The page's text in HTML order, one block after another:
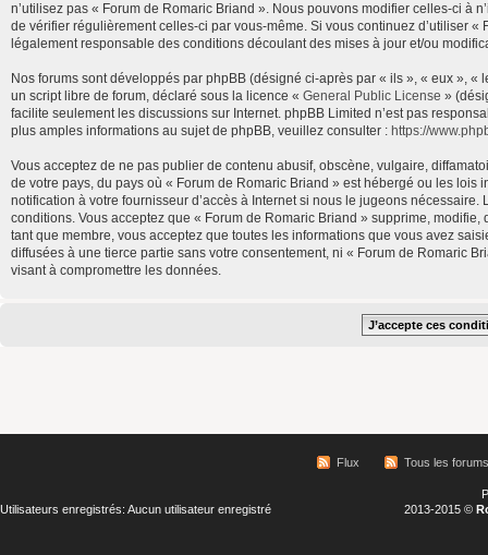
n’utilisez pas « Forum de Romaric Briand ». Nous pouvons modifier celles-ci à
de vérifier régulièrement celles-ci par vous-même. Si vous continuez d’utiliser
légalement responsable des conditions découlant des mises à jour et/ou
Nos forums sont développés par phpBB (désigné ci-après par « ils », « eux »,
un script libre de forum, déclaré sous la licence « General Public License »
facilite seulement les discussions sur Internet. phpBB Limited n’est pas
plus amples informations au sujet de phpBB, veuillez consulter : https://
Vous acceptez de ne pas publier de contenu abusif, obscène, vulgaire,
de votre pays, du pays où « Forum de Romaric Briand » est hébergé ou les
notification à votre fournisseur d’accès à Internet si nous le jugeons
conditions. Vous acceptez que « Forum de Romaric Briand » supprime,
tant que membre, vous acceptez que toutes les informations que vous avez
diffusées à une tierce partie sans votre consentement, ni « Forum de Romaric
visant à compromettre les données.
Flux Tous les forums
Utilisateurs enregistrés: Aucun utilisateur enregistré
2013-2015 ©